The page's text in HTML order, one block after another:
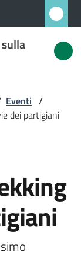
Eventi /
dei partigiani